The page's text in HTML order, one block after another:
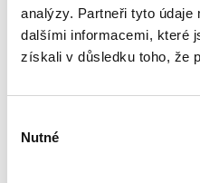
analýzy. Partneři tyto údaje
dalšími informacemi, které
získali v důsledku toho, že
souhlasu
Nutné